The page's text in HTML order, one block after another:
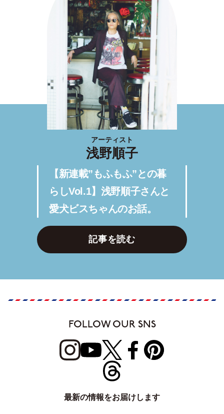
アーティスト
浅野順子
【新連載”もふもふ”との暮
らしVol.1】浅野順子さんと
愛犬ビスちゃんのお話。
記事を読む
FOLLOW OUR SNS
最新の情報をお届けします